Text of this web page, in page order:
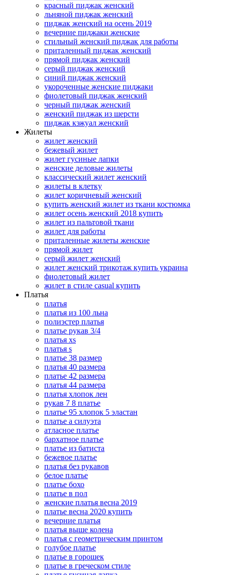
красный пиджак женский
льняной пиджак женский
пиджак женский на осень 2019
вечерние пиджаки женские
стильный женский пиджак для работы
приталенный пиджак женский
прямой пиджак женский
серый пиджак женский
синий пиджак женский
укороченные женские пиджаки
фиолетовый пиджак женский
черный пиджак женский
женский пиджак из шерсти
пиджак кэжуал женский
Жилеты
жилет женский
бежевый жилет
жилет гусиные лапки
женские деловые жилеты
классический жилет женский
жилеты в клетку
жилет коричневый женский
купить женский жилет из ткани костюмка
жилет осень женский 2018 купить
жилет из пальтовой ткани
жилет для работы
приталенные жилеты женские
прямой жилет
серый жилет женский
жилет женский трикотаж купить украина
фиолетовый жилет
жилет в стиле casual купить
Платья
платья
платья из 100 льна
полиэстер платья
платье рукав 3/4
платья xs
платья s
платье 38 размер
платья 40 размера
платье 42 размера
платья 44 размера
платья хлопок лен
рукав 7 8 платье
платье 95 хлопок 5 эластан
платье а силуэта
атласное платье
бархатное платье
платье из батиста
бежевое платье
платья без рукавов
белое платье
платье бохо
платье в пол
женские платья весна 2019
платье весна 2020 купить
вечерние платья
платья выше колена
платья с геометрическим принтом
голубое платье
платье в горошек
платье в греческом стиле